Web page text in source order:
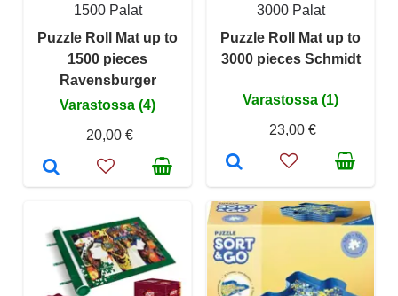
1500 Palat
Puzzle Roll Mat up to
1500 pieces
Ravensburger
Varastossa (4)
20,00 €
3000 Palat
Puzzle Roll Mat up to
3000 pieces Schmidt
Varastossa (1)
23,00 €